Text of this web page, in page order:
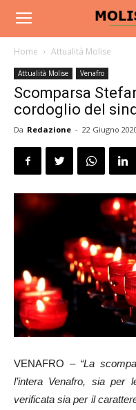
Home Attualità Molise
Attualità Molise Venafro
Scomparsa
cordoglio del
Da Redazione - 22 Giugno
VENAFRO – “La
l’intera Venafro, sia
verificata sia per il